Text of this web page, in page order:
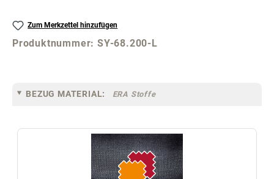
Zum Merkzettel hinzufügen
Produktnummer:SY-68.200-L
BEZUG MATERIAL: ERA Stoffe